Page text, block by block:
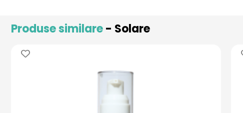
Produse similare- Solare